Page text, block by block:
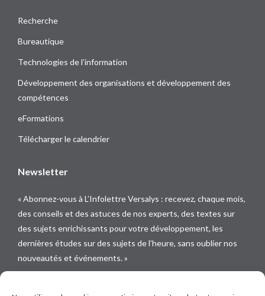
Recherche
Bureautique
Technologies de l’information
Développement des organisations et développement des
compétences
eFormations
Télécharger le calendrier
Newsletter
« Abonnez-vous à L’Infolettre Versalys : recevez, chaque mois,
des conseils et des astuces de nos experts, des textes sur
des sujets enrichissants pour votre développement, les
dernières études sur des sujets de l’heure, sans oublier nos
nouveautés et événements. »